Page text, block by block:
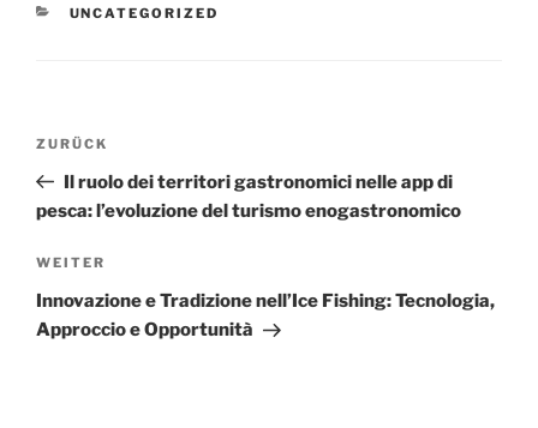
KATEGORIEN
UNCATEGORIZED
Beitragsnavigation
Vorheriger
Beitrag
ZURÜCK
Il ruolo dei territori gastronomici nelle app di
pesca: l’evoluzione del turismo enogastronomico
Nächster
Beitrag
WEITER
Innovazione e Tradizione nell’Ice Fishing: Tecnologia,
Approccio e Opportunità